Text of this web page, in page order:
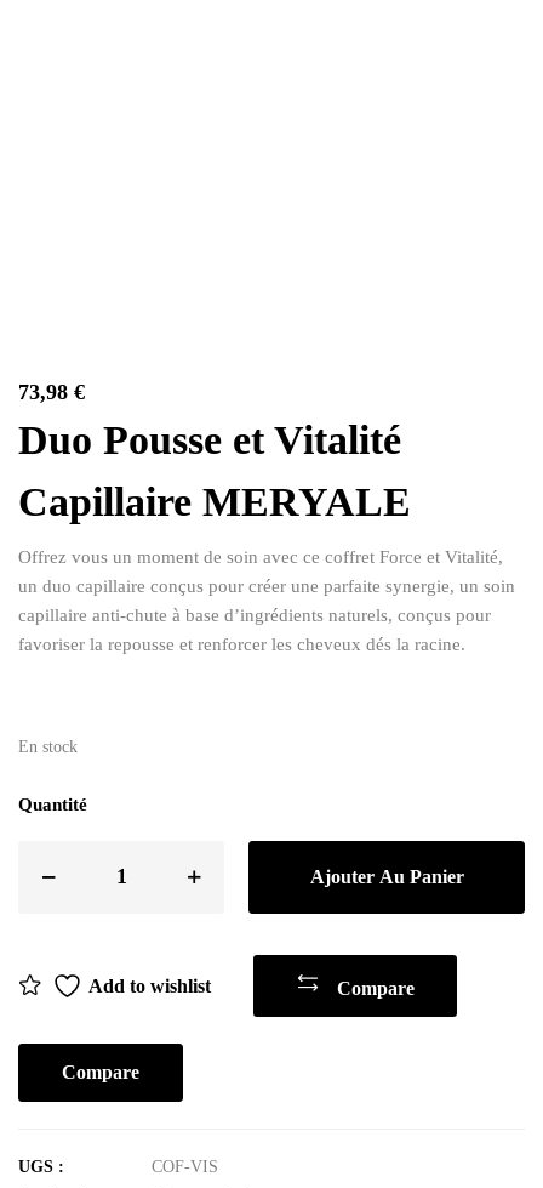
73,98 €
Duo Pousse et Vitalité
Capillaire MERYALE
Offrez vous un moment de soin avec ce coffret Force et Vitalité,
un duo capillaire conçus pour créer une parfaite synergie, un soin
capillaire anti-chute à base d’ingrédients naturels, conçus pour
favoriser la repousse et renforcer les cheveux dés la racine.
En stock
Quantité
Ajouter Au Panier
Add to wishlist Compare
Compare
UGS :
COF-VIS